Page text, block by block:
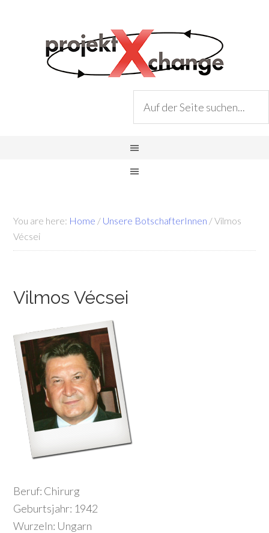
You are here: Home / Unsere BotschafterInnen /Vilmos
Vécsei
Vilmos Vécsei
Beruf: Chirurg
Geburtsjahr: 1942
Wurzeln: Ungarn